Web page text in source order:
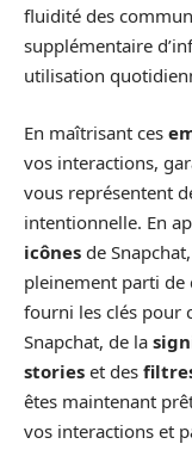
fluidité des
supplémentaire
utilisation
En maîtrisant ces
vos interactions,
vous représentent
intentionnelle. En
icônes de
pleinement parti de
fourni les clés pour
Snapchat, de la
stories et des
êtes maintenant
vos interactions et